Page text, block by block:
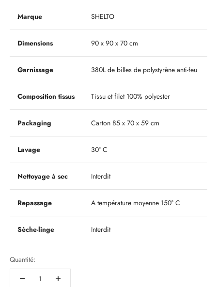
Marque SHELTO
Dimensions 90 x 90 x 70 cm
Garnissage 380L de billes de polystyrène anti-feu
Composition tissus Tissu et filet 100% polyester
Packaging Carton 85 x 70 x 59 cm
Lavage 30° C
Nettoyage à sec Interdit
Repassage A température moyenne 150° C
Sèche-linge Interdit
Quantité: